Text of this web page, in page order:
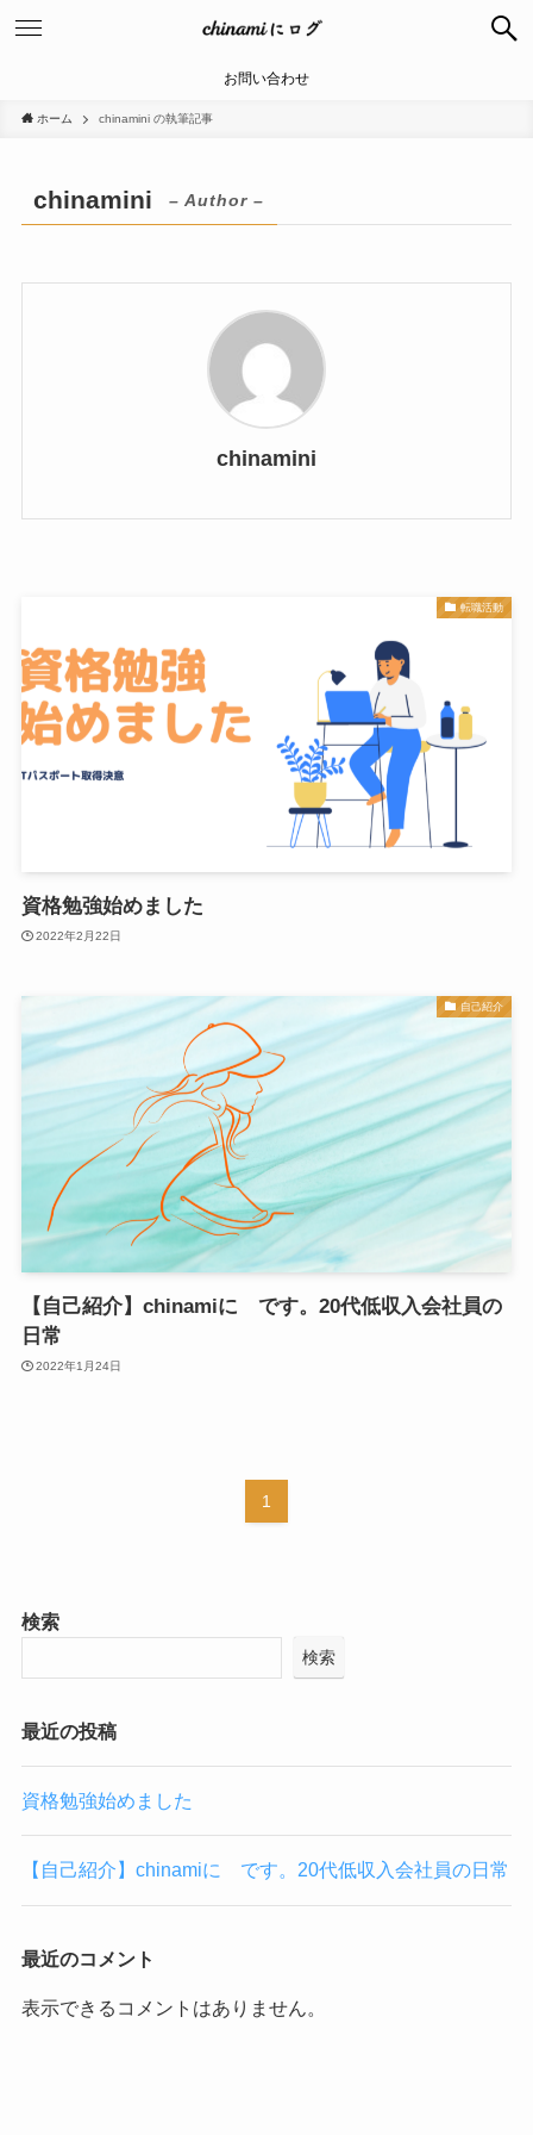
お問い合わせ
ホーム chinamini の執筆記事
chinamini – Author –
chinamini
転職活動
資格勉強始めました
2022年2月22日
自己紹介
【自己紹介】chinamiに です。20代低収入会社員の
日常
2022年1月24日
1
検索
検索
最近の投稿
資格勉強始めました
【自己紹介】chinamiに です。20代低収入会社員の日常
最近のコメント
表示できるコメントはありません。